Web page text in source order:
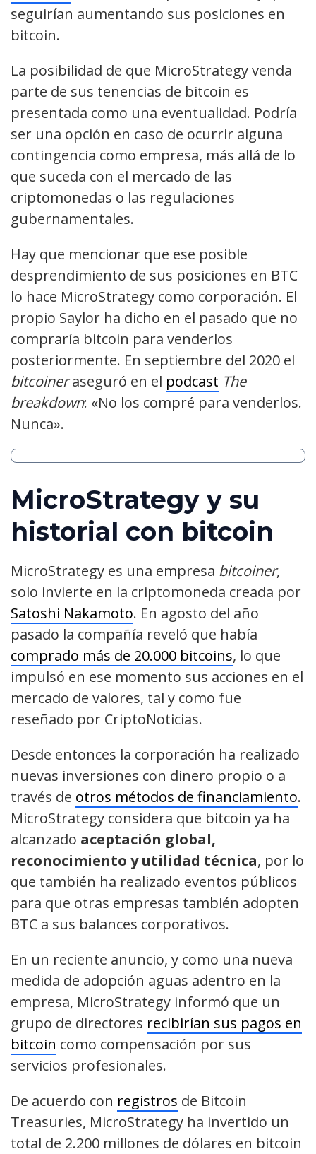
seguirían aumentando sus posiciones en
bitcoin.
La posibilidad de que MicroStrategy venda
parte de sus tenencias de bitcoin es
presentada como una eventualidad. Podría
ser una opción en caso de ocurrir alguna
contingencia como empresa, más allá de lo
que suceda con el mercado de las
criptomonedas o las regulaciones
gubernamentales.
Hay que mencionar que ese posible
desprendimiento de sus posiciones en BTC
lo hace MicroStrategy como corporación. El
propio Saylor ha dicho en el pasado que no
compraría bitcoin para venderlos
posteriormente. En septiembre del 2020 el
bitcoineraseguró en el podcast The
breakdown: «No los compré para venderlos.
Nunca».
MicroStrategy y su
historial con bitcoin
MicroStrategy es una empresa bitcoiner,
solo invierte en la criptomoneda creada por
Satoshi Nakamoto. En agosto del año
pasado la compañía reveló que había
comprado más de 20.000 bitcoins, lo que
impulsó en ese momento sus acciones en el
mercado de valores, tal y como fue
reseñado por CriptoNoticias.
Desde entonces la corporación ha realizado
nuevas inversiones con dinero propio o a
través de otros métodos de financiamiento.
MicroStrategy considera que bitcoin ya ha
alcanzado aceptación global,
reconocimiento y utilidad técnica, por lo
que también ha realizado eventos públicos
para que otras empresas también adopten
BTC a sus balances corporativos.
En un reciente anuncio, y como una nueva
medida de adopción aguas adentro en la
empresa, MicroStrategy informó que un
grupo de directores recibirían sus pagos en
bitcoin como compensación por sus
servicios profesionales.
De acuerdo con registros de Bitcoin
Treasuries, MicroStrategy ha invertido un
total de 2.200 millones de dólares en bitcoin